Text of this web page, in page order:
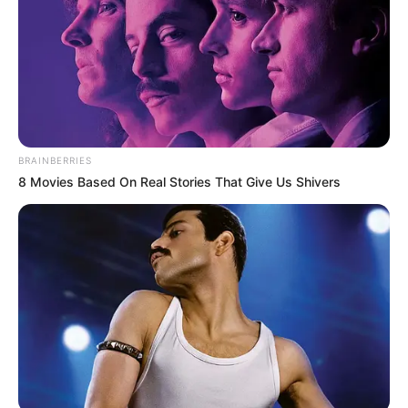
La ciudadanía puede acceder al Sistema de Información
de Documentos Extraviados (SIDE) para consultar si su
documento fue recibido por la Secretaría Distrital de
Gobierno, dando clic en este enlace.
Si el documento
aparece en la base de datos, el sistema permite
agendar una cita para reclamarlo.En caso de que el
documento no esté registrado en ese momento, el usuario
tiene la opción de crear una cuenta mediante la sección
“Regístrese” e ingresar sus datos personales.
Una vez completado el registro en SIDE, si posteriormente
el documento extraviado es entregado a la Secretaría
Distrital de Gobierno,se ingresará al sistema y el titular
recibirá una notificación por correo electrónico.
mensaje se informará que el documento está disponible
para entrega y se indicará el procedimiento para agendar
la cita de reclamación. Este proceso busca facilitar la
recuperación sin necesidad de hacer filas o acudir en
vano a la sede.
BRAINBERRIES
8 Movies Based On Real Stories That Give Us Shivers